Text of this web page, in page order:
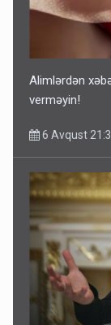
Alimlərdən
verməyin!
6 Avqust